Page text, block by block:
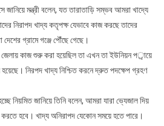
জানিয়ে মন্ত্রী বলেন, যত তারাতাড়ি সম্ভব আমরা খাদ্যে
নিরাপদ খাদ্য কতৃপক্ষ যেভাবে কাজ করছে তাদের
দেশের গ্রামে গঞ্জে পৌঁছে গেছে।
কাজ শুরু করা হয়েছিল তা এখন তা ইউনিয়ন পর্ায়ে
নিরপদ খাদ্য নিশ্চিত করনে দ্রুত পদক্ষেপ গ্রহণ
নিয়মিত জানিয়ে তিনি বলেন, আমরা যারা ভে্যজাল দিয়
হবে। খাদ্য অনিরাপদ যেকোন সময়ে হতে পারে।